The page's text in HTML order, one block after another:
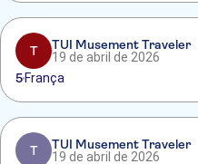
T
TUI Musement Traveler
19 de abril de 2026
5 França
T
TUI Musement Traveler
19 de abril de 2026